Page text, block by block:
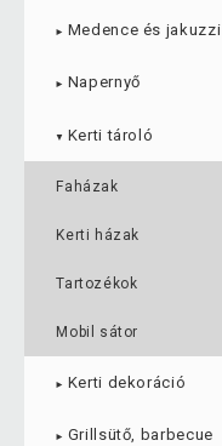
► Medence és jakuzzi
► Napernyő
▼ Kerti tároló
Faházak
Kerti házak
Tartozékok
Mobil sátor
► Kerti dekoráció
► Grillsütő, barbecue